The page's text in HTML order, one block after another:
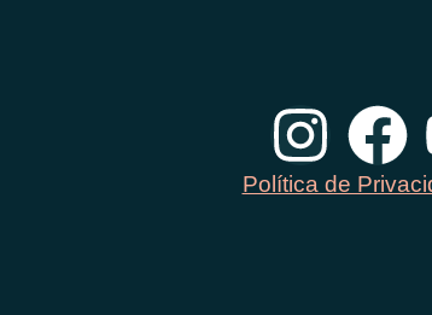
Política de